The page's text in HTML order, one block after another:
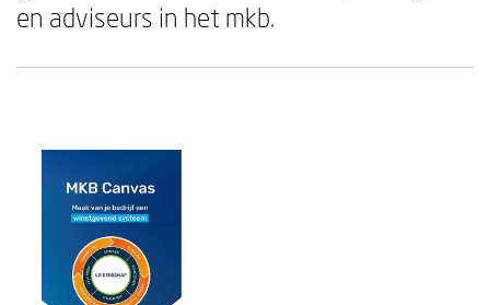
en adviseurs in het mkb.